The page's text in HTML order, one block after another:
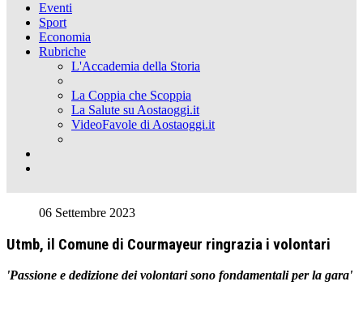
Eventi
Sport
Economia
Rubriche
L'Accademia della Storia
La Coppia che Scoppia
La Salute su Aostaoggi.it
VideoFavole di Aostaoggi.it
06 Settembre 2023
Utmb, il Comune di Courmayeur ringrazia i volontari
'Passione e dedizione dei volontari sono fondamentali per la gara'